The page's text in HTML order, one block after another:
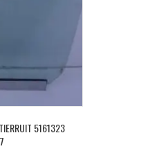
5161323